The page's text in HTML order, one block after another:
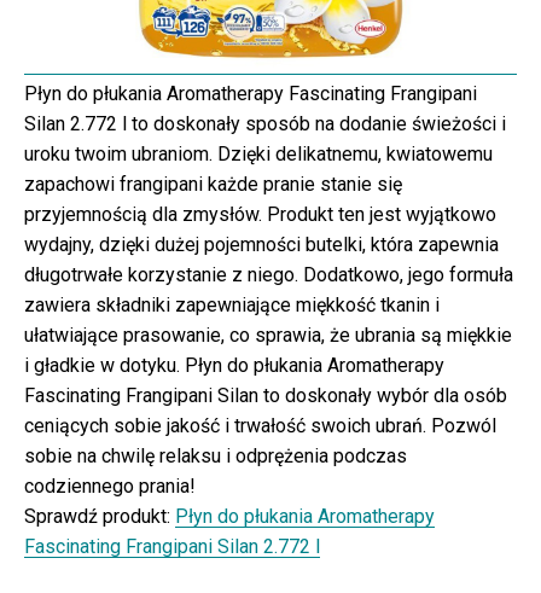
Płyn do płukania Aromatherapy Fascinating Frangipani
Silan 2.772 l to doskonały sposób na dodanie świeżości i
uroku twoim ubraniom. Dzięki delikatnemu, kwiatowemu
zapachowi frangipani każde pranie stanie się
przyjemnością dla zmysłów. Produkt ten jest wyjątkowo
wydajny, dzięki dużej pojemności butelki, która zapewnia
długotrwałe korzystanie z niego. Dodatkowo, jego formuła
zawiera składniki zapewniające miękkość tkanin i
ułatwiające prasowanie, co sprawia, że ubrania są miękkie
i gładkie w dotyku. Płyn do płukania Aromatherapy
Fascinating Frangipani Silan to doskonały wybór dla osób
ceniących sobie jakość i trwałość swoich ubrań. Pozwól
sobie na chwilę relaksu i odprężenia podczas
codziennego prania!
Sprawdź produkt: Płyn do płukania Aromatherapy
Fascinating Frangipani Silan 2.772 l